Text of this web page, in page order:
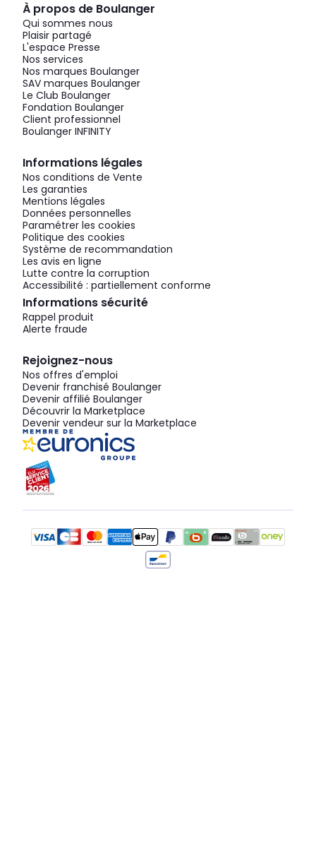
À propos de Boulanger
Qui sommes nous
Plaisir partagé
L'espace Presse
Nos services
Nos marques Boulanger
SAV marques Boulanger
Le Club Boulanger
Fondation Boulanger
Client professionnel
Boulanger INFINITY
Informations légales
Nos conditions de Vente
Les garanties
Mentions légales
Données personnelles
Paramétrer les cookies
Politique des cookies
Système de recommandation
Les avis en ligne
Lutte contre la corruption
Accessibilité : partiellement conforme
Informations sécurité
Rappel produit
Alerte fraude
Rejoignez-nous
Nos offres d'emploi
Devenir franchisé Boulanger
Devenir affilié Boulanger
Découvrir la Marketplace
Devenir vendeur sur la Marketplace